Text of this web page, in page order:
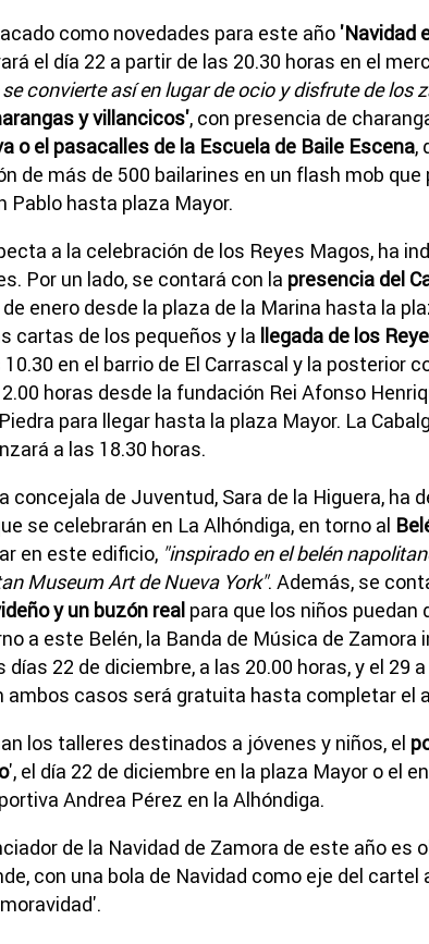
como novedades para este año 'Navidad
el día 22 a partir de las 20.30 horas en el
se convierte así en lugar de ocio y disfrute de los
y villancicos', con presencia de
o el pasacalles de la Escuela de Baile Escena,
de más de 500 bailarines en un flash mob que
Pablo hasta plaza Mayor.
a la celebración de los Reyes Magos, ha
Por un lado, se contará con la presencia del
enero desde la plaza de la Marina hasta la
cartas de los pequeños y la llegada de los
10.30 en el barrio de El Carrascal y la posterior
horas desde la fundación Rei Afonso
para llegar hasta la plaza Mayor. La
a las 18.30 horas.
concejala de Juventud, Sara de la Higuera, ha
se celebrarán en La Alhóndiga, en torno al
en este edificio, "inspirado en el belén
Museum Art de Nueva York". Además, se
y un buzón real para que los niños puedan
a este Belén, la Banda de Música de Zamora
22 de diciembre, a las 20.00 horas, y el 29
ambos casos será gratuita hasta completar el
los talleres destinados a jóvenes y niños, el
', el día 22 de diciembre en la plaza Mayor o el
Andrea Pérez en la Alhóndiga.
de la Navidad de Zamora de este año es
con una bola de Navidad como eje del cartel